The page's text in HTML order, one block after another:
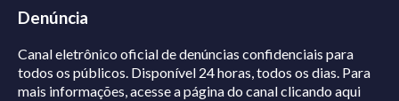
Denúncia
Canal eletrônico oficial de denúncias confidenciais para
todos os públicos. Disponível 24 horas, todos os dias. Para
mais informações, acesse a página do canalclicando aqui